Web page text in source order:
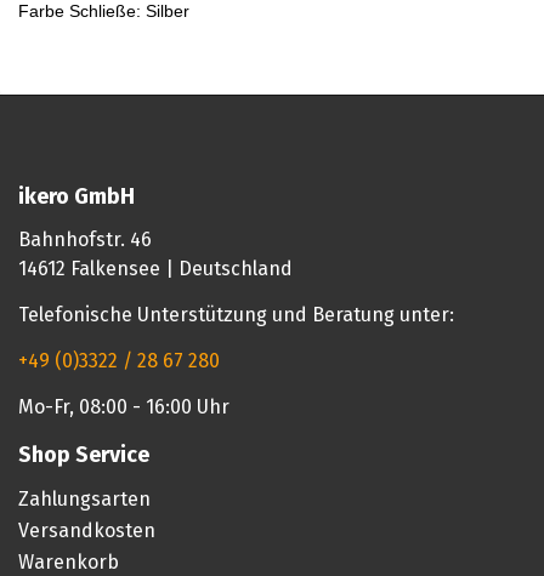
Farbe Schließe: Silber
ikero GmbH
Bahnhofstr. 46
14612 Falkensee | Deutschland
Telefonische Unterstützung und Beratung unter:
+49 (0)3322 / 28 67 280
Mo-Fr, 08:00 - 16:00 Uhr
Shop Service
Zahlungsarten
Versandkosten
Warenkorb